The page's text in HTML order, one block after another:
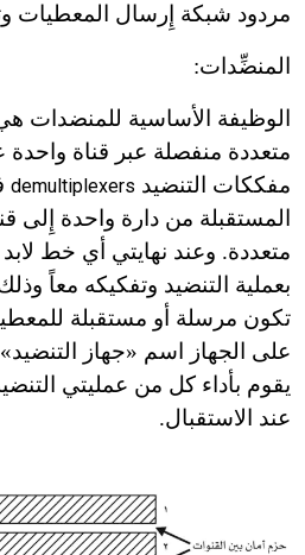
مردود شبكة إِرسال المعطيات
المنضِّدات:
الوظيفة الأساسية للمنضدات
متعددة منفصلة عبر قناة واحدة
مفككات التنضيد demultiplexers
المستقبلة من دارة واحدة إِلى
متعددة. وعند نهايتي أي خط
بعملية التنضيد وتفكيكه معاً
تكون مرسلة أو مستقبلة
على الجهاز اسم «جهاز
يقوم بأداء كل من عمليتي
عند الاستقبال.